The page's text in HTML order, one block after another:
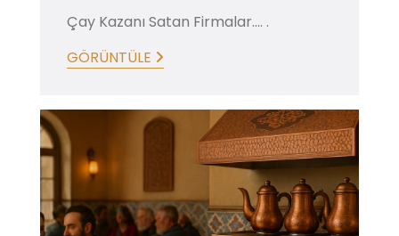
Çay Kazanı Satan Firmalar.... .
GÖRÜNTÜLE